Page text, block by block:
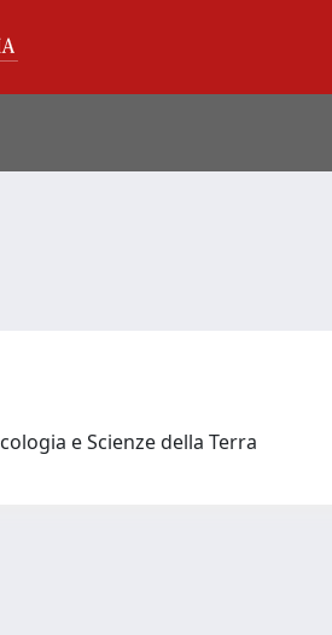
e Scienze della Terra